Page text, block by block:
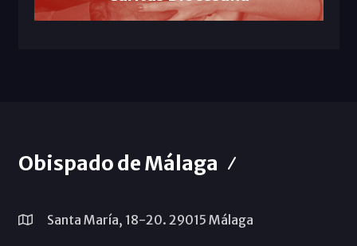
Obispado de Málaga
Santa María, 18-20. 29015 Málaga